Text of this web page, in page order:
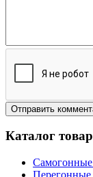
Каталог
Самогонные